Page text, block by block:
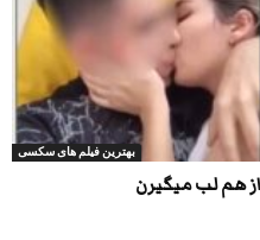
بهترین فیلم های سکسی
هم لب میگیرن